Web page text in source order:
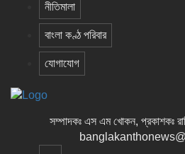
নীতিমালা
বাংলা কণ্ঠ পরিবার
যোগাযোগ
সম্পাদকঃ এস এম খোকন, প্রকাশকঃ